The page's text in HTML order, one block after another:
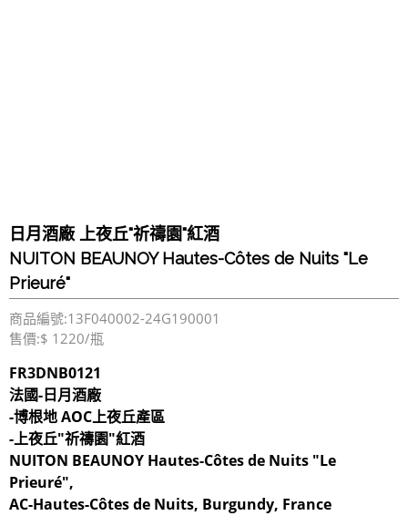
日月酒廠 上夜丘"祈禱園"紅酒
NUITON BEAUNOY Hautes-Côtes de Nuits "Le
Prieuré"
商品編號:13F040002-24G190001
售價:$ 1220/瓶
FR3DNB0121
法國-日月酒廠
-博根地 AOC上夜丘產區
-上夜丘"祈禱園"紅酒
NUITON BEAUNOY Hautes-Côtes de Nuits "Le
Prieuré",
AC-Hautes-Côtes de Nuits, Burgundy, France